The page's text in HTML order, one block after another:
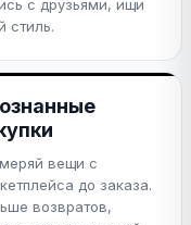
с друзьями, ищи
стиль.
вещи с
до заказа.
возвратов,